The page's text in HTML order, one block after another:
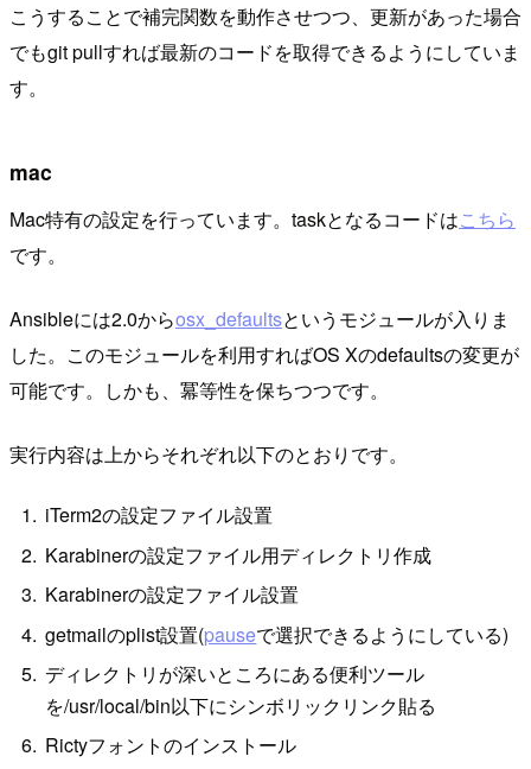
こうすることで補完関数を動作させつつ、更新があった場合
でもgit pullすれば最新のコードを取得できるようにしていま
す。
mac
Mac特有の設定を行っています。taskとなるコードはこちら
です。
Ansibleには2.0からosx_defaultsというモジュールが入りま
した。このモジュールを利用すればOS Xのdefaultsの変更が
可能です。しかも、冪等性を保ちつつです。
実行内容は上からそれぞれ以下のとおりです。
iTerm2の設定ファイル設置
Karabinerの設定ファイル用ディレクトリ作成
Karabinerの設定ファイル設置
getmailのplist設置(pauseで選択できるようにしている)
ディレクトリが深いところにある便利ツール
を/usr/local/bin以下にシンボリックリンク貼る
Rictyフォントのインストール